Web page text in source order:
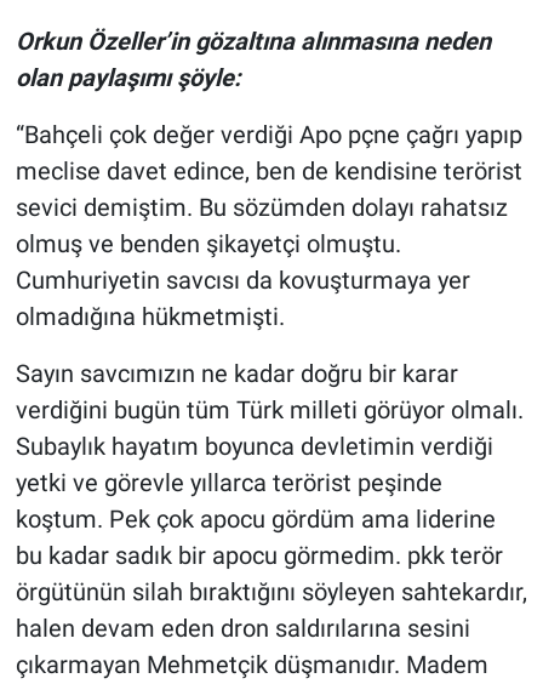
Orkun Özeller’in gözaltına alınmasına neden
olan paylaşımı şöyle:
“Bahçeli çok değer verdiği Apo pçne çağrı yapıp
meclise davet edince, ben de kendisine terörist
sevici demiştim. Bu sözümden dolayı rahatsız
olmuş ve benden şikayetçi olmuştu.
Cumhuriyetin savcısı da kovuşturmaya yer
olmadığına hükmetmişti.
Sayın savcımızın ne kadar doğru bir karar
verdiğini bugün tüm Türk milleti görüyor olmalı.
Subaylık hayatım boyunca devletimin verdiği
yetki ve görevle yıllarca terörist peşinde
koştum. Pek çok apocu gördüm ama liderine
bu kadar sadık bir apocu görmedim. pkk terör
örgütünün silah bıraktığını söyleyen sahtekardır,
halen devam eden dron saldırılarına sesini
çıkarmayan Mehmetçik düşmanıdır. Madem
Canlı Yayın